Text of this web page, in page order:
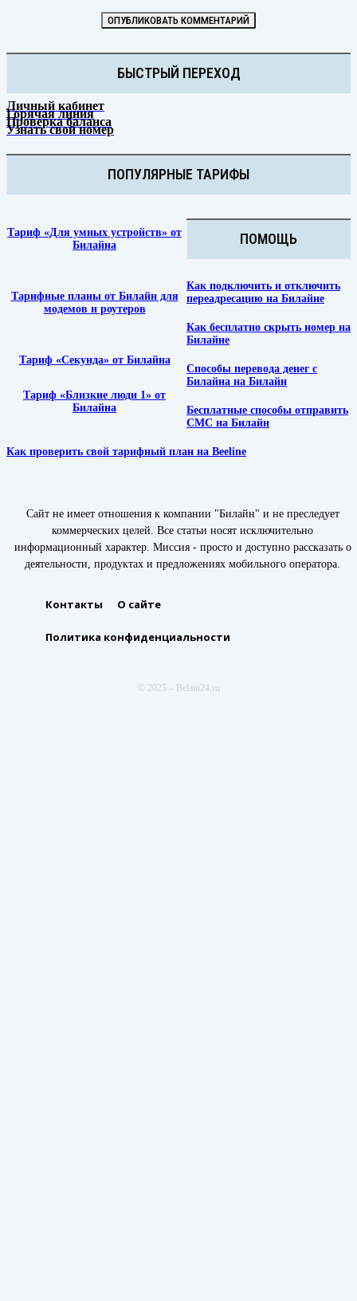
БЫСТРЫЙ ПЕРЕХОД
Личный кабинет
Горячая линия
Проверка баланса
Узнать свой номер
ПОПУЛЯРНЫЕ ТАРИФЫ
Тариф «Для умных устройств» от
Билайна
Тарифные планы от Билайн для
модемов и роутеров
Тариф «Секунда» от Билайна
Тариф «Близкие люди 1» от
Билайна
ПОМОЩЬ
Как подключить и отключить
переадресацию на Билайне
Как бесплатно скрыть номер на
Билайне
Способы перевода денег с
Билайна на Билайн
Бесплатные способы отправить
СМС на Билайн
Как проверить свой тарифный план на Beeline
Сайт не имеет отношения к компании "Билайн" и не преследует
коммерческих целей. Все статьи носят исключительно
информационный характер. Миссия - просто и доступно рассказать о
деятельности, продуктах и предложениях мобильного оператора.
Контакты О сайте
Политика конфиденциальности
© 2025 – Belain24.ru